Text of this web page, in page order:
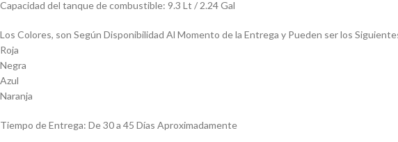
Capacidad del tanque de combustible: 9.3 Lt / 2.24 Gal
Los Colores, son Según Disponibilidad Al Momento de la Entrega y Pueden ser los
Roja
Negra
Azul
Naranja
Tiempo de Entrega: De 30 a 45 Días Aproximadamente